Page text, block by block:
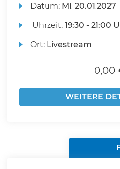
Datum: Mi. 20.01.2027
Uhrzeit:19:30 - 21:00
Ort: Livestream
0,00
WEITERE